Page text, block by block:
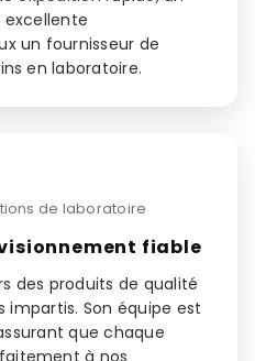
un fournisseur de
en laboratoire.
de laboratoire
fiable
des produits de qualité
impartis. Son équipe est
que chaque